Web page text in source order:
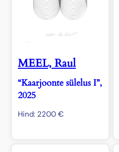
MEEL, Raul
“Kaarjoonte sülelus I”,
2025
Hind: 2200 €